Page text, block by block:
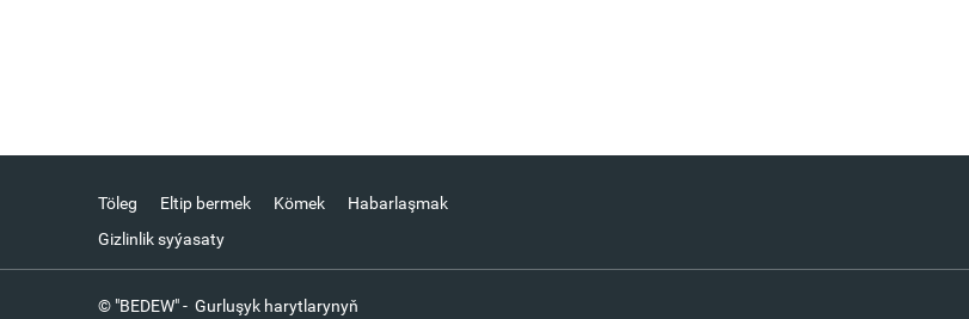
Töleg Eltip bermek Kömek
Habarlaşmak
Gizlinlik syýasaty
© "BEDEW" - Gurluşyk harytlarynyň